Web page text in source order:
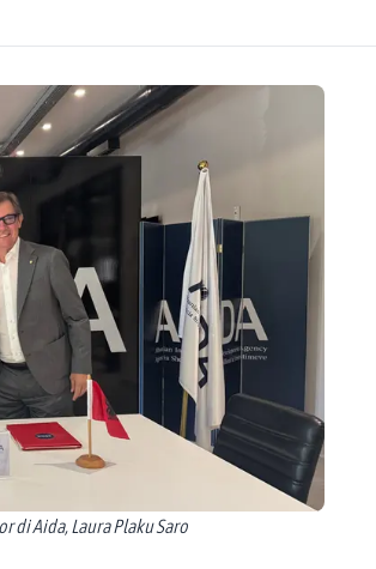
di Aida, Laura Plaku Saro